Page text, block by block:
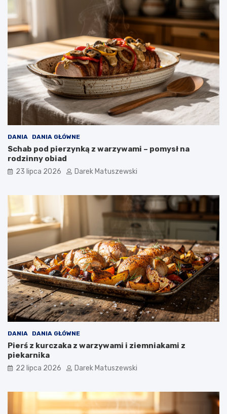
DANIA DANIA GŁÓWNE
Schab pod pierzynką z warzywami – pomysł na
rodzinny obiad
23 lipca 2026 Darek Matuszewski
DANIA DANIA GŁÓWNE
Pierś z kurczaka z warzywami i ziemniakami z
piekarnika
22 lipca 2026 Darek Matuszewski